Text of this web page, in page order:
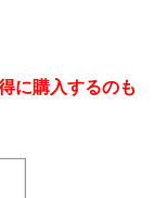
に購入するのも